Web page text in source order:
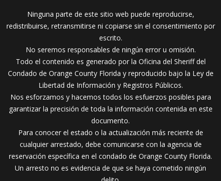
Ninguna parte de este sitio web puede reproducirse,
redistribuirse, retransmitirse ni copiarse sin el consentimiento por
escrito.
No seremos responsables de ningún error u omisión.
Todo el contenido es generado por la Oficina del Sheriff del
Condado de Orange County Florida y reproducido bajo la Ley de
Libertad de Información y Registros Públicos.
Nos esforzamos y hacemos todos los esfuerzos posibles para
garantizar la precisión de toda la información contenida en este
documento.
Para conocer el estado o la actualización más reciente de
cualquier arrestado, debe comunicarse con la agencia de
reservación específica en el condado de Orange County Florida.
Un arresto no es evidencia de que se haya cometido ningún